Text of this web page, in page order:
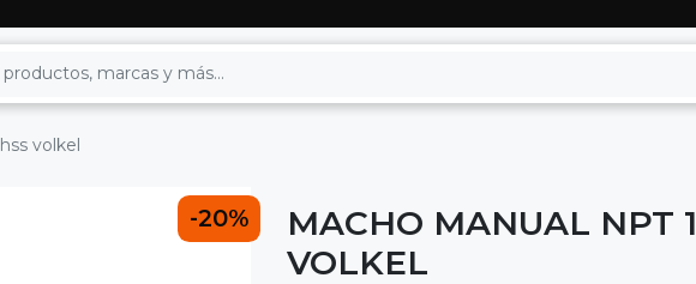
volkel
-20%
MACHO MANUAL NPT
VOLKEL